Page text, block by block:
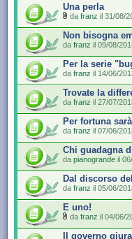
Una perla
da franz il 31/08/
Non bisogna
da franz il 09/08/
Per la serie
da franz il 14/06/
Trovate la
da franz il 27/07/
Per fortuna
da franz il 07/06/
Chi guadagna
da pianogrande il
Dal discorso
da franz il 05/06/
E uno!
da franz il 04/06/
Il governo giura